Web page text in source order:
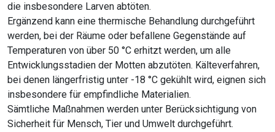
die insbesondere Larven abtöten.
Ergänzend kann eine thermische Behandlung durchgeführt
werden, bei der Räume oder befallene Gegenstände auf
Temperaturen von über 50 °C erhitzt werden, um alle
Entwicklungsstadien der Motten abzutöten. Kälteverfahren,
bei denen längerfristig unter -18 °C gekühlt wird, eignen sich
insbesondere für empfindliche Materialien.
Sämtliche Maßnahmen werden unter Berücksichtigung von
Sicherheit für Mensch, Tier und Umwelt durchgeführt.